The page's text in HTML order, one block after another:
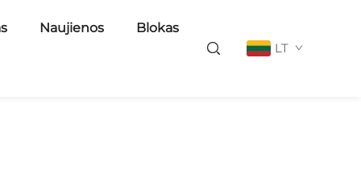
Naujienos Blokas
LT